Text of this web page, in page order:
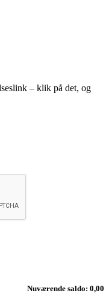
– klik på det, og
Nuværende saldo: 0,00